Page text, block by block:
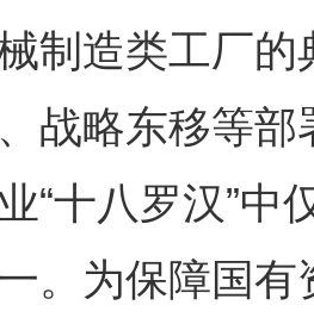
制造类工厂
战略东移等
“十八罗汉”
。为保障国